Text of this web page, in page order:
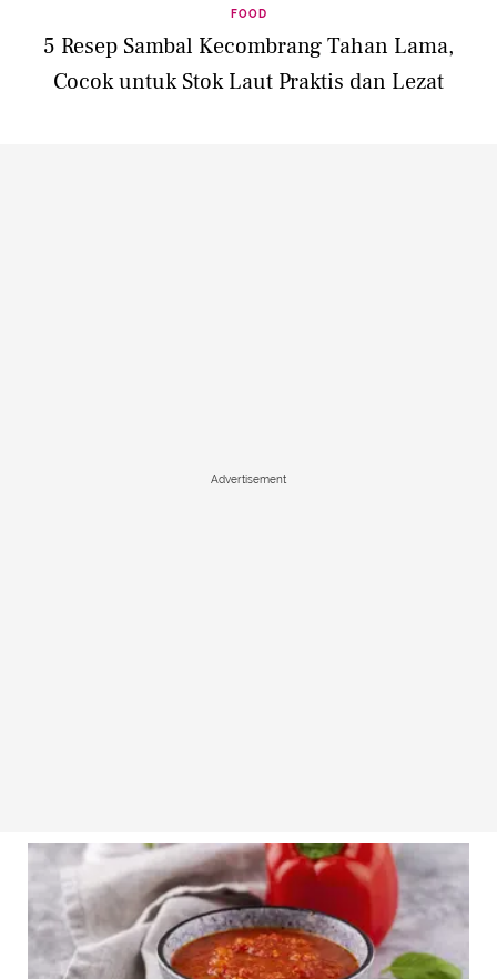
FOOD
5 Resep Sambal Kecombrang Tahan Lama,
Cocok untuk Stok Laut Praktis dan Lezat
Advertisement